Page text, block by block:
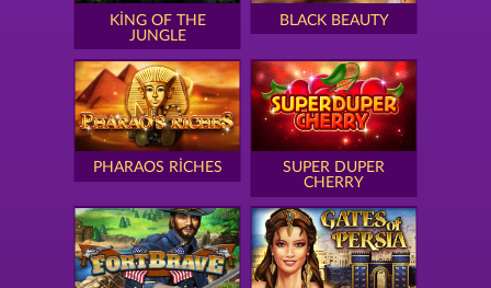
KING OF THE
JUNGLE
BLACK BEAUTY
PHARAOS RICHES
SUPER DUPER
CHERRY